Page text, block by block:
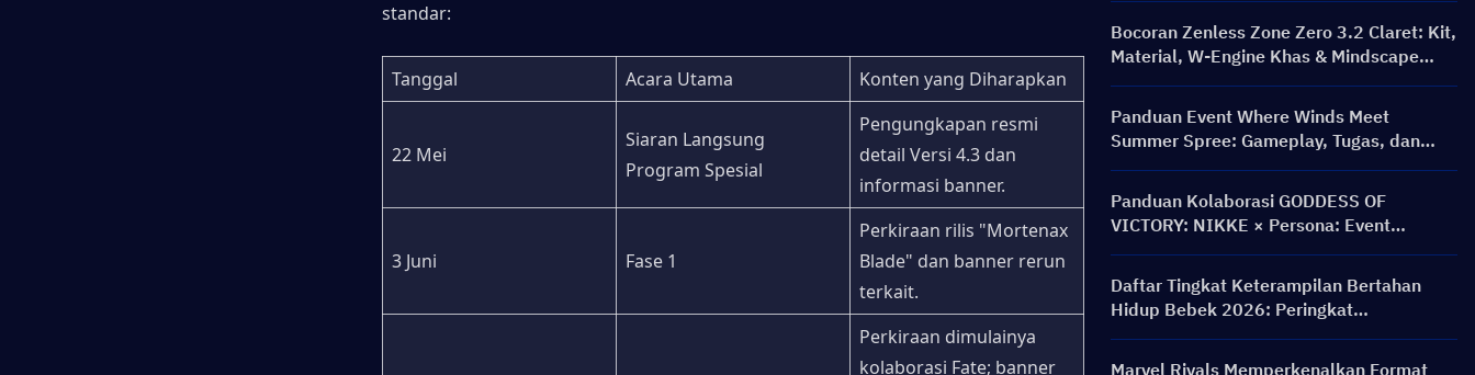
standar:
Tanggal Acara Utama Konten yang Diharapkan
22 Mei
Siaran Langsung
Program Spesial
Pengungkapan resmi
detail Versi 4.3 dan
informasi banner.
3 Juni Fase 1
Perkiraan rilis "Mortenax
Blade" dan banner rerun
terkait.
Perkiraan dimulainya
kolaborasi Fate; banner
Bocoran Zenless Zone Zero 3.2 Claret: Kit,
Material, W-Engine Khas & Mindscape
Cinema
Panduan Event Where Winds Meet
Summer Spree: Gameplay, Tugas, dan
Hadiah
Panduan Kolaborasi GODDESS OF
VICTORY: NIKKE × Persona: Event
PERSONA ON FRONTLINE, Karakter,
Banner & Hadiah
Daftar Tingkat Keterampilan Bertahan
Hidup Bebek 2026: Peringkat
Keterampilan Terbaik dan Panduan Build
Marvel Rivals Memperkenalkan Format